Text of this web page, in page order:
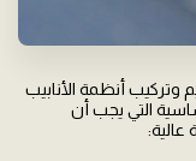
وتركيب أنظمة الأنابيب
التي يجب أن